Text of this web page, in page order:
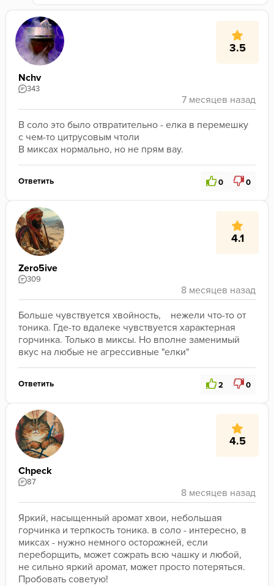
3.5
Nchv
343
В соло это было отвратительно - елка в перемешку
с чем-то цитрусовым чтоли
В миксах нормально, но не прям вау.
Ответить 0 0
4.1
Zero5ive
309
Больше чувствуется хвойность,    нежели что-то от
тоника. Где-то вдалеке чувствуется характерная
горчинка. Только в миксы. Но вполне заменимый
вкус на любые не агрессивные "елки"
Ответить 2 0
4.5
Chpeck
87
Яркий, насыщенный аромат хвои, небольшая
горчинка и терпкость тоника. в соло - интересно, в
миксах - нужно немного осторожней, если
переборщить, может сожрать всю чашку и любой,
не сильно яркий аромат, может просто потеряться.
Пробовать советую!